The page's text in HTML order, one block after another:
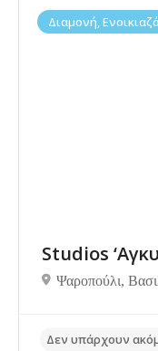
Διαμονή,
Studios
Ψαροπούλι,